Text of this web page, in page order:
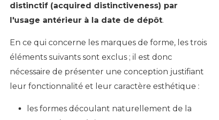
distinctif (acquired distinctiveness) par
l'usage antérieur à la date de dépôt.
En ce qui concerne les marques de forme, les trois
éléments suivants sont exclus ; il est donc
nécessaire de présenter une conception justifiant
leur fonctionnalité et leur caractère esthétique :
les formes découlant naturellement de la